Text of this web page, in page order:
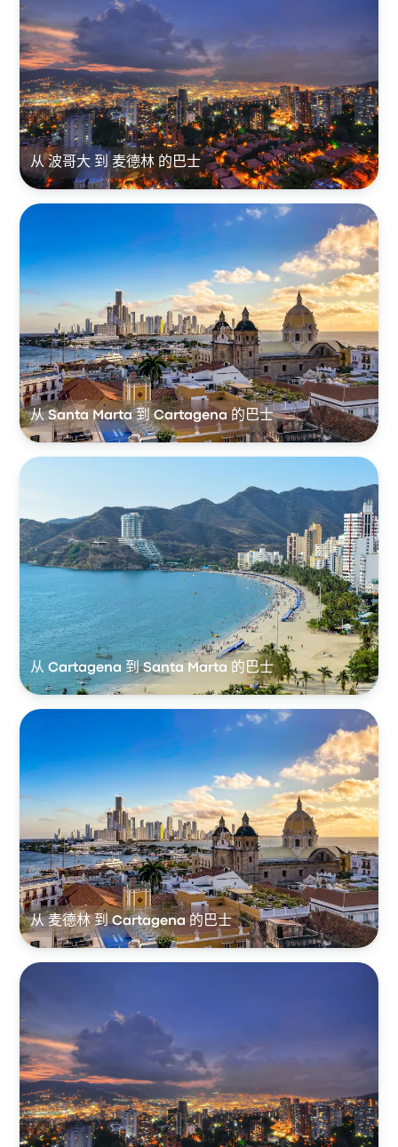
从 波哥大 到 麦德林 的巴士
从 Santa Marta 到 Cartagena 的巴士
从 Cartagena 到 Santa Marta 的巴士
从 麦德林 到 Cartagena 的巴士